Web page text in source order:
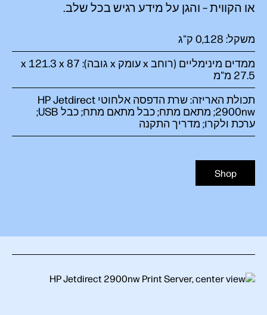
או הקווית – והגן על מידע רגיש בכל שלב.
משקל: 0,128 ק"ג
27.5 מ"מ
תכולת האריזה: שרת הדפסה אלחוטי HP Jetdirect
2900nw‏; מתאם מתח; כבל מתאם מתח; כבל USB‏;
ערכת ולקרו; מדריך התקנה
Shop